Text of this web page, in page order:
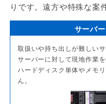
りです。遠方や特殊な案
サーバ
取扱いや持ち出しが難しい
サーバーに対して現地作業を
ハードディスク単体やメモ
ん。